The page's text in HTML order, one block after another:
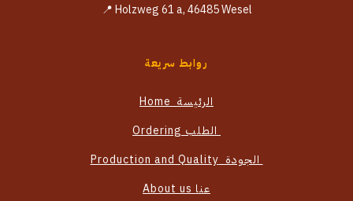
Holzweg 61 a, 46485 Wesel 📍
روابط سريعة
الرئيسة Home
الطلب Ordering
الجودة Production and Quality
عنا About us